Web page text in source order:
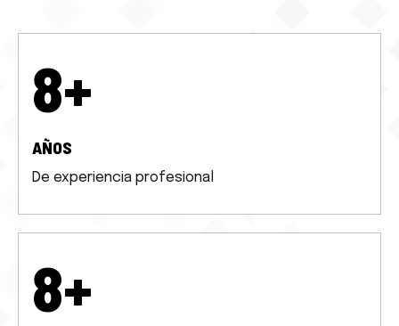
10+
AÑOS
De experiencia profesional
10+